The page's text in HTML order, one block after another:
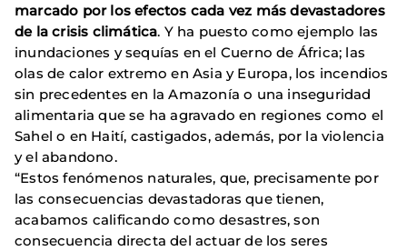
marcado por los efectos cada vez más devastadores
de la crisis climática. Y ha puesto como ejemplo las
inundaciones y sequías en el Cuerno de África; las
olas de calor extremo en Asia y Europa, los incendios
sin precedentes en la Amazonía o una inseguridad
alimentaria que se ha agravado en regiones como el
Sahel o en Haití, castigados, además, por la violencia
y el abandono.
“Estos fenómenos naturales, que, precisamente por
las consecuencias devastadoras que tienen,
acabamos calificando como desastres, son
consecuencia directa del actuar de los seres